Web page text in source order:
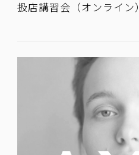
扱店講習会（オンライン）